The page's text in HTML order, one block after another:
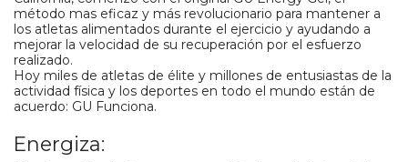
método mas eficaz y más revolucionario para mantener a
los atletas alimentados durante el ejercicio y ayudando a
mejorar la velocidad de su recuperación por el esfuerzo
realizado.
Hoy miles de atletas de élite y millones de entusiastas de la
actividad física y los deportes en todo el mundo están de
acuerdo: GU Funciona.
Energiza: